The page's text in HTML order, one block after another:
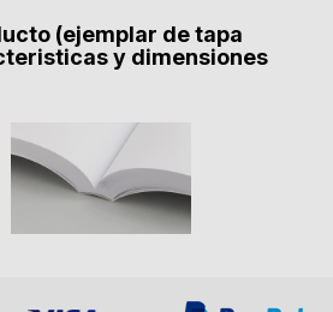
(ejemplar de tapa
y dimensiones